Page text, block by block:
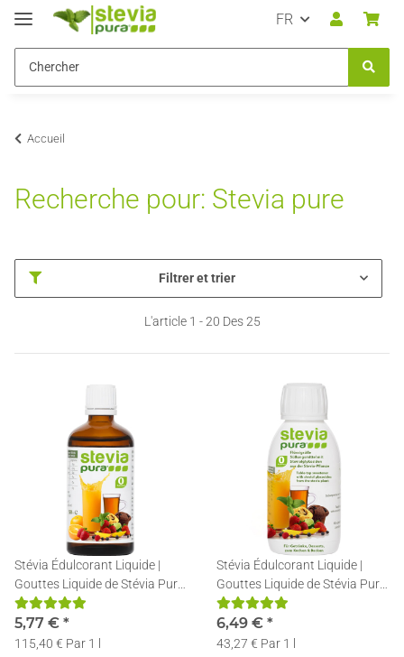
FR
Accueil
Recherche pour: Stevia pure
Filtrer et trier
L'article 1 - 20 Des 25
Stévia Édulcorant Liquide |
Gouttes Liquide de Stévia Pure
| Stévia Liquide | 50ml
5,77 € *
115,40 € Par 1 l
Stévia Édulcorant Liquide |
Gouttes Liquide de Stévia Pure
| Stévia Liquide | 150ml
6,49 € *
43,27 € Par 1 l